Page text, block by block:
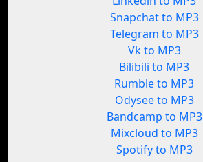
Snapchat to MP3
Telegram to MP3
Vk to MP3
Bilibili to MP3
Rumble to MP3
Odysee to MP3
Bandcamp to MP3
Mixcloud to MP3
Spotify to MP3